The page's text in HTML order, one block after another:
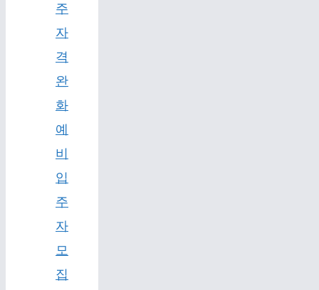
주
자
격
완
화
예
비
입
주
자
모
집